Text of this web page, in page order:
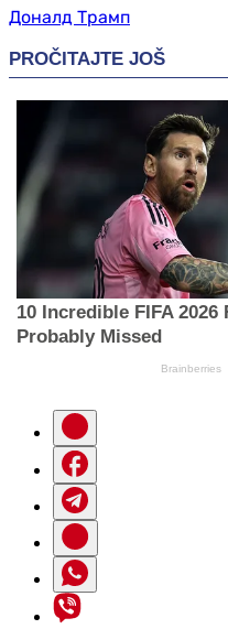
Доналд Трамп